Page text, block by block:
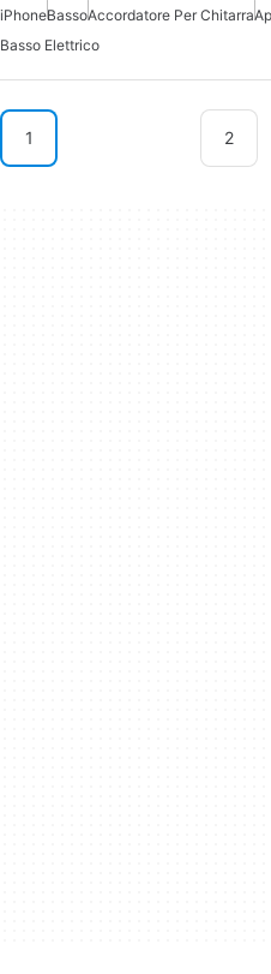
iPhoneBassoAccordatore Per Chitarra
Basso Elettrico
1 2